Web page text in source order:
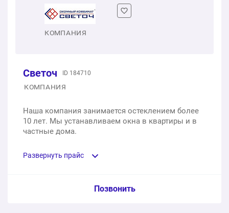
от 7 440 ₽
Двухстворчатое пластиковое окно
Двухстворчатое пластиковое окно с фрамугой
Трехстворчатое пластиковое окно
КОМПАНИЯ
Светоч
ID 184710
КОМПАНИЯ
Наша компания занимается остеклением более
10 лет. Мы устанавливаем окна в квартиры и в
частные дома.
Развернуть прайс
Услуга из прайс-листа / Ед. изм. / Цена
Позвонить